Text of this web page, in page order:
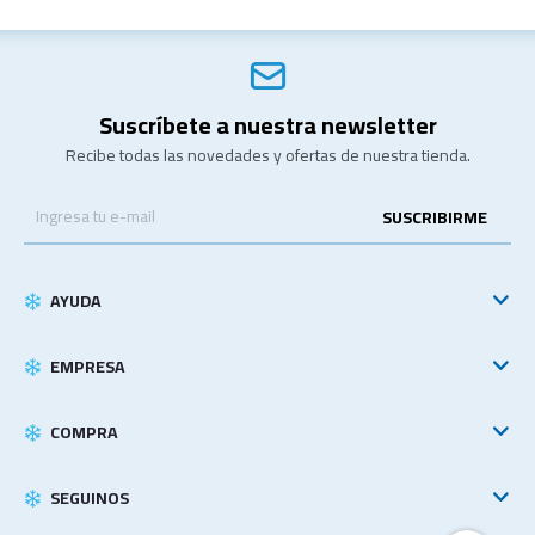
Suscríbete a nuestra newsletter
Recibe todas las novedades y ofertas de nuestra tienda.
SUSCRIBIRME
AYUDA
EMPRESA
COMPRA
SEGUINOS